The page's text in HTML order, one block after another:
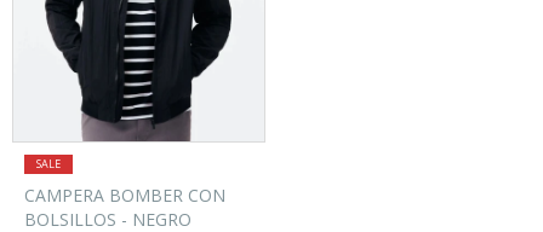
CAMPERA BOMBER CON
BOLSILLOS - NEGRO